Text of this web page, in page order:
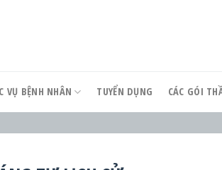
VỤ BỆNH NHÂN TUYỂN DỤNG CÁC GÓI